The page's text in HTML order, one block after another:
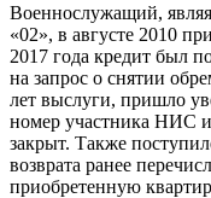
Военнослужащий,
«02», в августе 2010
2017 года кредит был
на запрос о снятии
лет выслуги, пришло
номер участника НИС
закрыт. Также
возврата ранее
приобретенную